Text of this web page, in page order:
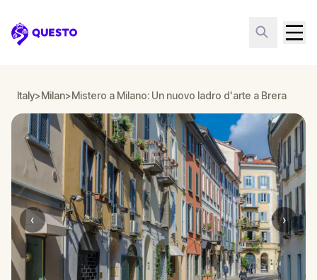
Questo
Italy>Milan>Mistero a Milano: Un nuovo ladro d'arte a Brera
‹ ›